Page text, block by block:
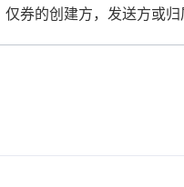
仅券的创建方，发送方或